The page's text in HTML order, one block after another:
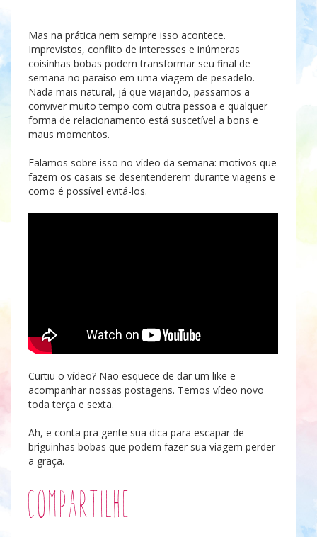
Mas na prática nem sempre isso acontece.
Imprevistos, conflito de interesses e inúmeras
coisinhas bobas podem transformar seu final de
semana no paraíso em uma viagem de pesadelo.
Nada mais natural, já que viajando, passamos a
conviver muito tempo com outra pessoa e qualquer
forma de relacionamento está suscetível a bons e
maus momentos.
Falamos sobre isso no vídeo da semana: motivos que
fazem os casais se desentenderem durante viagens e
como é possível evitá-los.
Curtiu o vídeo? Não esquece de dar um like e
acompanhar nossas postagens. Temos vídeo novo
toda terça e sexta.
Ah, e conta pra gente sua dica para escapar de
briguinhas bobas que podem fazer sua viagem perder
a graça.
Compartilhe